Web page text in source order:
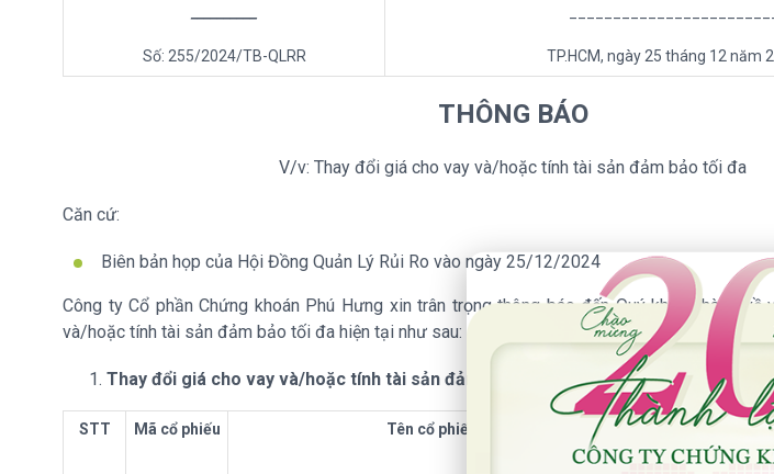
Số: 255/2024/TB-QLRR TP.HCM, ngày 25 tháng 12 năm
THÔNG BÁO
V/v: Thay đổi giá cho vay và/hoặc tính tài sản đảm bảo tối đa
Căn cứ:
Biên bản họp của Hội Đồng Quản Lý Rủi Ro vào ngày 25/12/2024
Công ty Cổ phần Chứng khoán Phú Hưng xin trân trọng thông báo đến Quý khách hàng
và/hoặc tính tài sản đảm bảo tối đa hiện tại như sau:
Thay đổi giá cho vay và/hoặc tính tài sản đảm bảo tối đa
STT Mã cổ phiếu Tên cổ phiếu
Giá cho vay và/
TSĐB tối đa
20 Năm Thành Lập - Công Ty Chứng